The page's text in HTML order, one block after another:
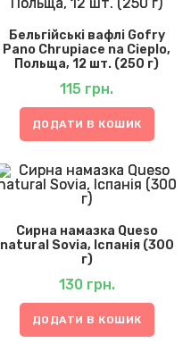
Бельгійські вафлі Gofry
Pano Chrupiace na Cieplo,
Польща, 12 шт. (250 г)
115 грн.
ДОДАТИ В КОШИК
Сирна намазка Queso
natural Sovia, Іспанія (300
г)
130 грн.
ДОДАТИ В КОШИК